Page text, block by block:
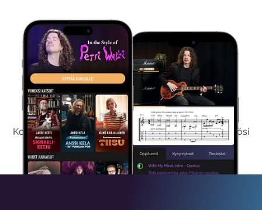
Kokeile Ilmaiseksi
Kokeilemalla ilmaiseksi saat koko sisältömme käyttöösi
viikon ajaksi.